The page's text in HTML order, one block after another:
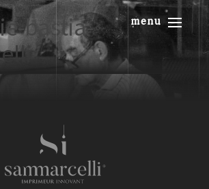
menu
bastia-